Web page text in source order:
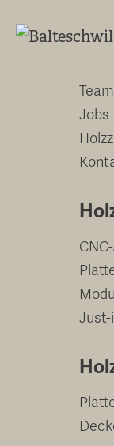
zum
Team
Jobs